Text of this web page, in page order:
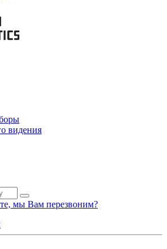
видения
мы Вам перезвоним?